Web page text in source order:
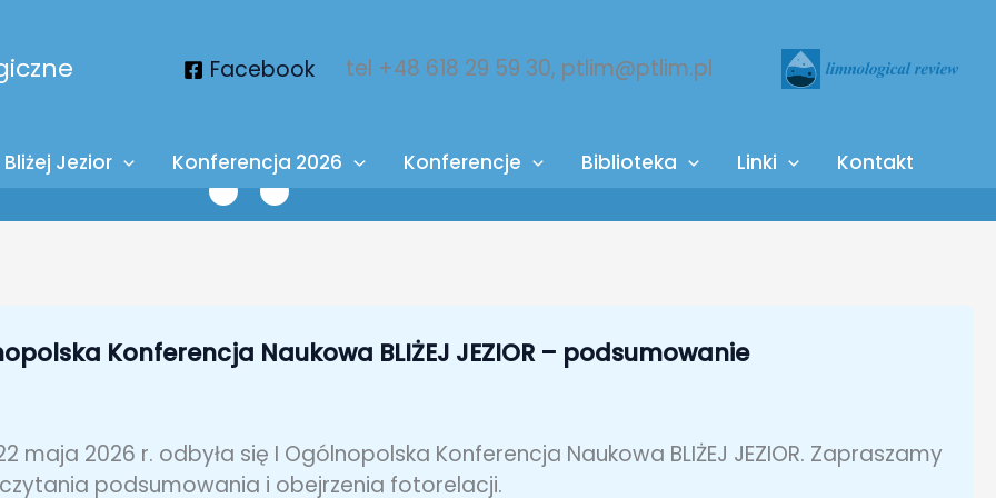
Facebook tel +48 618 29 59 30, ptlim@ptlim.pl
Bliżej Jezior Konferencja 2026 Konferencje Biblioteka Linki Kontakt
Konferencja Naukowa BLIŻEJ JEZIOR – podsumowanie
maja 2026 r. odbyła się I Ogólnopolska Konferencja Naukowa BLIŻEJ JEZIOR. Zapraszamy
podsumowania i obejrzenia fotorelacji.